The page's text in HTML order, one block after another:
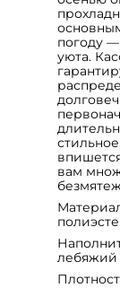
погоду
уюта.
вам
лебяжий